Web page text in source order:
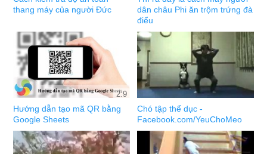
thang máy của người Đức
dân châu Phi ăn trộm trứng đà
điểu
2:9
Hướng dẫn tạo mã QR bằng
Google Sheets
Chó tập thể dục -
Facebook.com/YeuChoMeo